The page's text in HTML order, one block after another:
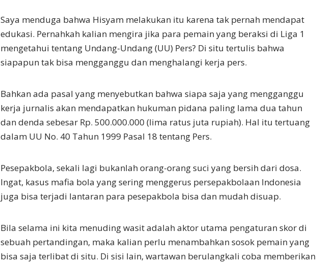
Saya menduga bahwa Hisyam melakukan itu karena tak pernah mendapat
edukasi. Pernahkah kalian mengira jika para pemain yang beraksi di Liga 1
mengetahui tentang Undang-Undang (UU) Pers? Di situ tertulis bahwa
siapapun tak bisa mengganggu dan menghalangi kerja pers.
Bahkan ada pasal yang menyebutkan bahwa siapa saja yang mengganggu
kerja jurnalis akan mendapatkan hukuman pidana paling lama dua tahun
dan denda sebesar Rp. 500.000.000 (lima ratus juta rupiah). Hal itu tertuang
dalam UU No. 40 Tahun 1999 Pasal 18 tentang Pers.
Pesepakbola, sekali lagi bukanlah orang-orang suci yang bersih dari dosa.
Ingat, kasus mafia bola yang sering menggerus persepakbolaan Indonesia
juga bisa terjadi lantaran para pesepakbola bisa dan mudah disuap.
Bila selama ini kita menuding wasit adalah aktor utama pengaturan skor di
sebuah pertandingan, maka kalian perlu menambahkan sosok pemain yang
bisa saja terlibat di situ. Di sisi lain, wartawan berulangkali coba memberikan